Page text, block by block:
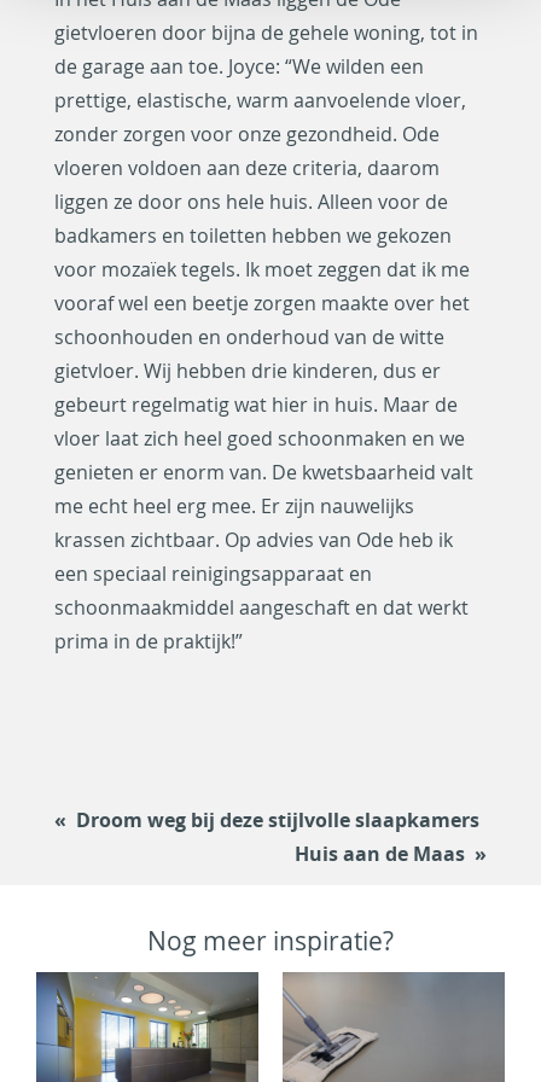
gietvloeren door bijna de gehele woning, tot in
de garage aan toe. Joyce: “We wilden een
prettige, elastische, warm aanvoelende vloer,
zonder zorgen voor onze gezondheid. Ode
vloeren voldoen aan deze criteria, daarom
liggen ze door ons hele huis. Alleen voor de
badkamers en toiletten hebben we gekozen
voor mozaïek tegels. Ik moet zeggen dat ik me
vooraf wel een beetje zorgen maakte over het
schoonhouden en onderhoud van de witte
gietvloer. Wij hebben drie kinderen, dus er
gebeurt regelmatig wat hier in huis. Maar de
vloer laat zich heel goed schoonmaken en we
genieten er enorm van. De kwetsbaarheid valt
me echt heel erg mee. Er zijn nauwelijks
krassen zichtbaar. Op advies van Ode heb ik
een speciaal reinigingsapparaat en
schoonmaakmiddel aangeschaft en dat werkt
prima in de praktijk!”
Droom weg bij deze stijlvolle slaapkamers
Huis aan de Maas
Nog meer inspiratie?